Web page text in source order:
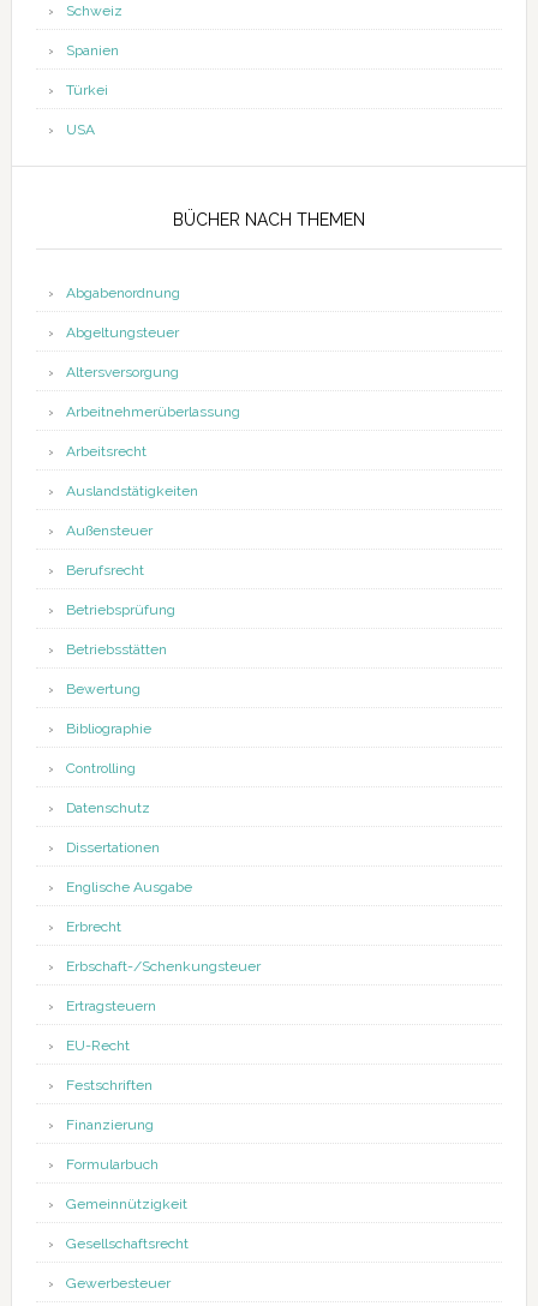
Schweiz
Spanien
Türkei
USA
BÜCHER NACH THEMEN
Abgabenordnung
Abgeltungsteuer
Altersversorgung
Arbeitnehmerüberlassung
Arbeitsrecht
Auslandstätigkeiten
Außensteuer
Berufsrecht
Betriebsprüfung
Betriebsstätten
Bewertung
Bibliographie
Controlling
Datenschutz
Dissertationen
Englische Ausgabe
Erbrecht
Erbschaft-/Schenkungsteuer
Ertragsteuern
EU-Recht
Festschriften
Finanzierung
Formularbuch
Gemeinnützigkeit
Gesellschaftsrecht
Gewerbesteuer